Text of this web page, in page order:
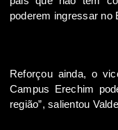
poderem ingressar no
Reforçou ainda, o
Campus Erechim
região”, salientou